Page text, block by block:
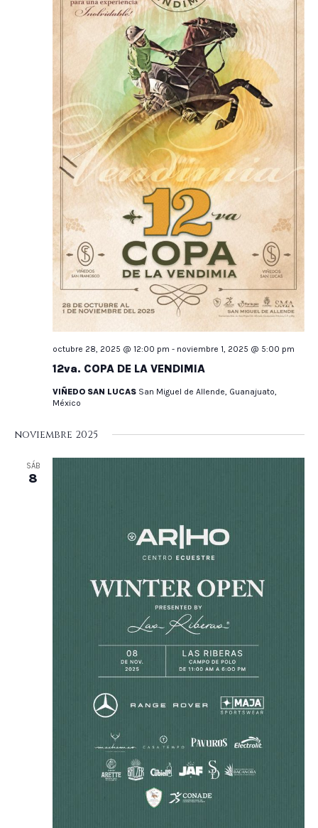
12va. COPA DE LA VENDIMIA
octubre 28, 2025 @ 12:00 pm - noviembre 1, 2025 @ 5:00 pm
VIÑEDO SAN LUCAS San Miguel de Allende, Guanajuato,
México
noviembre 2025
SÁB
8